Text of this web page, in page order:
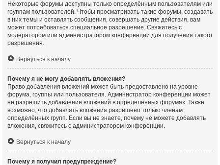
Некоторые форумы доступны только определённым пользователям или
группам пользователей. Чтобы просматривать такие форумы, создавать
в них темы и оставлять сообщения, совершать другие действия, вам
может потребоваться специальное разрешение. Свяжитесь с
модератором или администратором конференции для получения такого
разрешения.
Вернуться к началу
Почему я не могу добавлять вложения?
Право добавления вложений может быть предоставлено на уровне
форума, группы или пользователя. Администратор конференции может
не разрешить добавление вложений в определённых форумах. Также
возможно, что добавлять вложения разрешено только членам
определённых групп. Если вы не знаете, почему не можете добавлять
вложения, свяжитесь с администратором конференции.
Вернуться к началу
Почему я получил предупреждение?